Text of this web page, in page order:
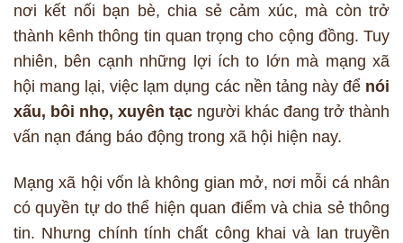
nơi kết nối bạn bè, chia sẻ cảm xúc, mà còn trở
thành kênh thông tin quan trọng cho cộng đồng. Tuy
nhiên, bên cạnh những lợi ích to lớn mà mạng xã
hội mang lại, việc lạm dụng các nền tảng này để nói
xấu, bôi nhọ, xuyên tạc người khác đang trở thành
vấn nạn đáng báo động trong xã hội hiện nay.
Mạng xã hội vốn là không gian mở, nơi mỗi cá nhân
có quyền tự do thể hiện quan điểm và chia sẻ thông
tin. Nhưng chính tính chất công khai và lan truyền